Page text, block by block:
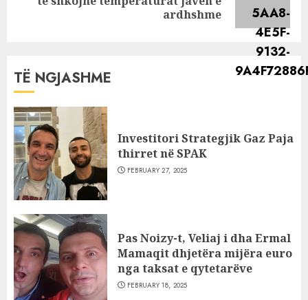
ardhshme
TË NGJASHME
Investitori Strategjik Gaz Paja
thirret në SPAK
FEBRUARY 27, 2025
Pas Noizy-t, Veliaj i dha Ermal
Mamaqit dhjetëra mijëra euro
nga taksat e qytetarëve
FEBRUARY 18, 2025